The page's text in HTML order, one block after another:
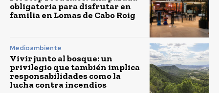
obligatoria para disfrutar en
familia en Lomas de Cabo Roig
Medioambiente
Vivir junto al bosque: un
privilegio que también implica
responsabilidades como la
lucha contra incendios